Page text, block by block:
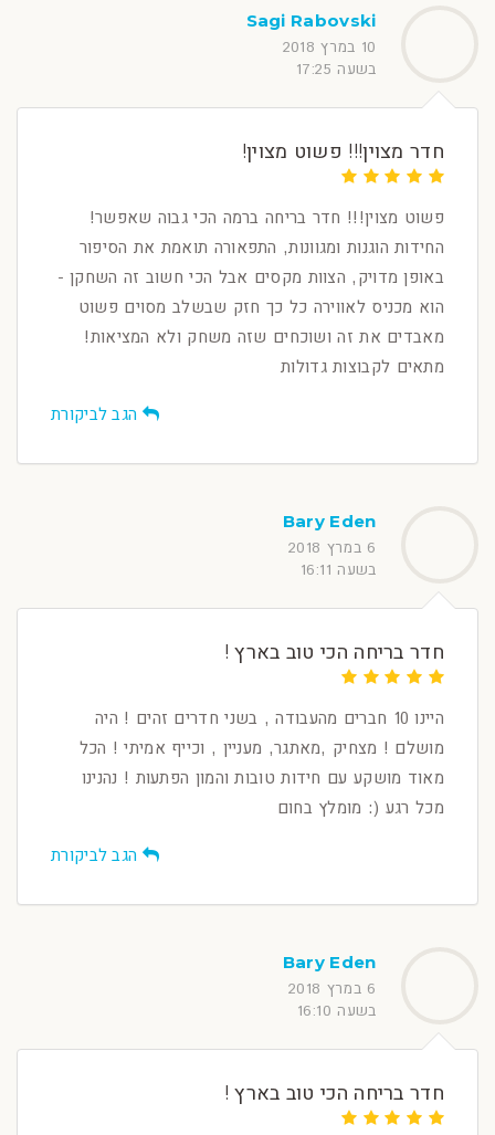
Sagi Rabovski
10 במרץ 2018
בשעה 17:25
חדר מצוין!!! פשוט מצוין!
פשוט מצוין!!! חדר בריחה ברמה הכי גבוה שאפשר!
החידות הוגנות ומגוונות, התפאורה תואמת את הסיפור
באופן מדויק, הצוות מקסים אבל הכי חשוב זה השחקן -
הוא מכניס לאווירה כל כך חזק שבשלב מסוים פשוט
מאבדים את זה ושוכחים שזה משחק ולא המציאות!
מתאים לקבוצות גדולות
הגב לביקורת
Bary Eden
6 במרץ 2018
בשעה 16:11
חדר בריחה הכי טוב בארץ !
היינו 10 חברים מהעבודה , בשני חדרים זהים ! היה
מושלם ! מצחיק ,מאתגר, מעניין , וכייף אמיתי ! הכל
מאוד מושקע עם חידות טובות והמון הפתעות ! נהנינו
מכל רגע (: מומלץ בחום
הגב לביקורת
Bary Eden
6 במרץ 2018
בשעה 16:10
חדר בריחה הכי טוב בארץ !